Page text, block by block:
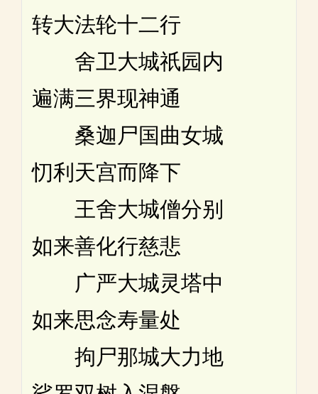
转大法轮十二行
舍卫大城祇园内
遍满三界现神通
桑迦尸国曲女城
忉利天宫而降下
王舍大城僧分别
如来善化行慈悲
广严大城灵塔中
如来思念寿量处
拘尸那城大力地